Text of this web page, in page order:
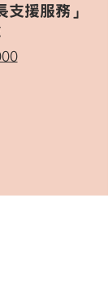
支援服務」